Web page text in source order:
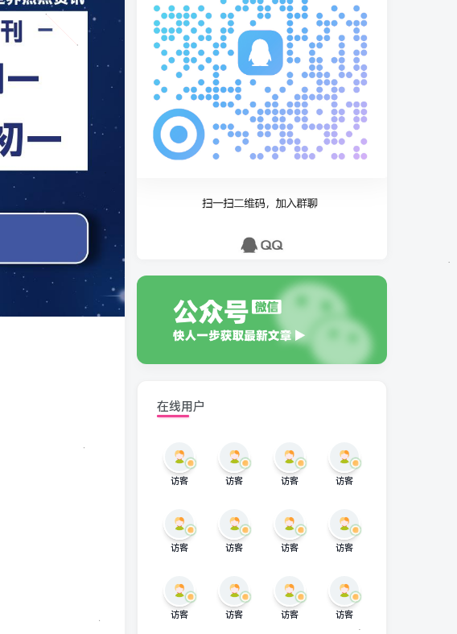
在线用户
访客 访客 访客 访客
访客 访客 访客 访客
访客 访客 访客 访客